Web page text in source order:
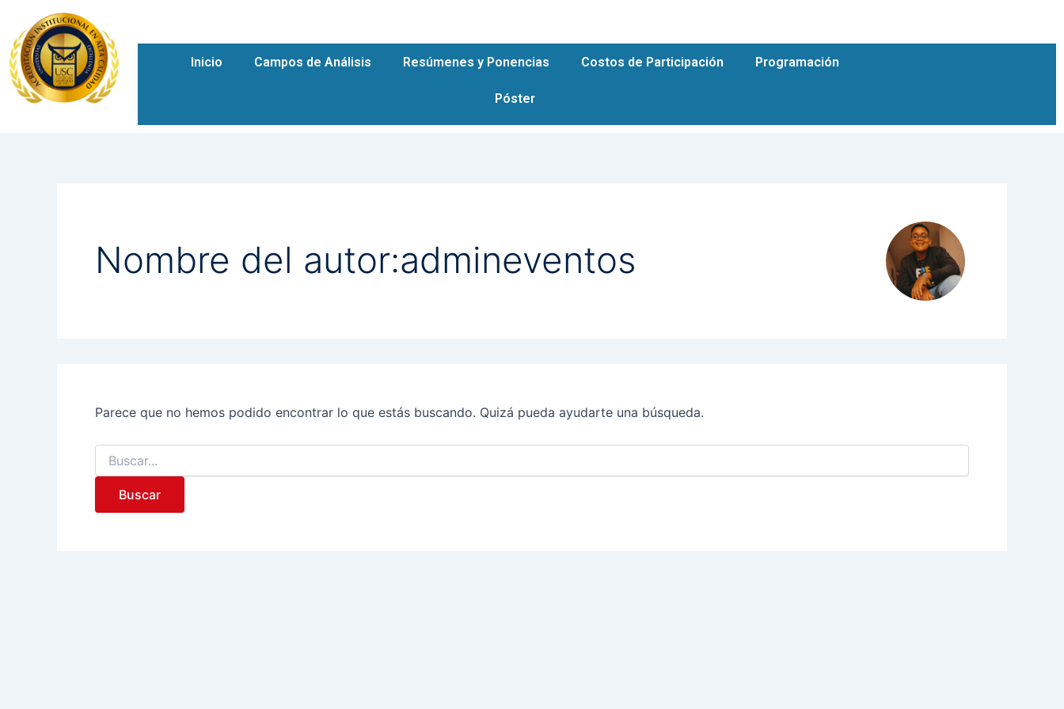
contenido
Inicio Campos de Análisis Resúmenes y Ponencias Costos de Participación Programación
Póster
Nombre del autor:admineventos
Parece que no hemos podido encontrar lo que estás buscando. Quizá pueda ayudarte una búsqueda.
por: